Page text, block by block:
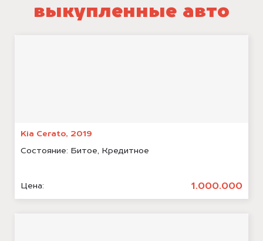
выкупленные авто
Kia Cerato, 2019
Состояние: Битое, Кредитное
Цена: 1.000.000